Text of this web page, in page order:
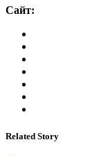
Сайт:
Related Story